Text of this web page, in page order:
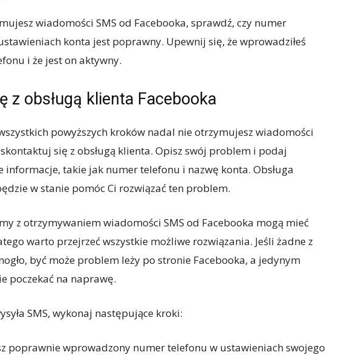
wiadomości SMS od Facebooka, sprawdź, czy numer
konta jest poprawny. Upewnij się, że wprowadziłeś
i że jest on aktywny.
z obsługą klienta Facebooka
powyższych kroków nadal nie otrzymujesz wiadomości
się z obsługą klienta. Opisz swój problem i podaj
informacje, takie jak numer telefonu i nazwę konta. Obsługa
w stanie pomóc Ci rozwiązać ten problem.
z otrzymywaniem wiadomości SMS od Facebooka mogą mieć
warto przejrzeć wszystkie możliwe rozwiązania. Jeśli żadne z
być może problem leży po stronie Facebooka, a jedynym
poczekać na naprawę.
SMS, wykonaj następujące kroki:
poprawnie wprowadzony numer telefonu w ustawieniach swojego